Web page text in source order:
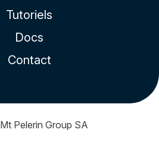
Tutoriels
Docs
Contact
Mt Pelerin Group SA